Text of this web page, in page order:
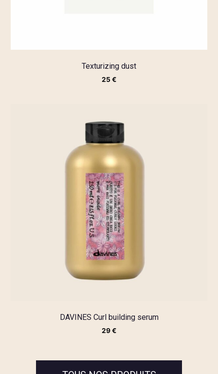
Texturizing dust
25€
DAVINES Curl building serum
29€